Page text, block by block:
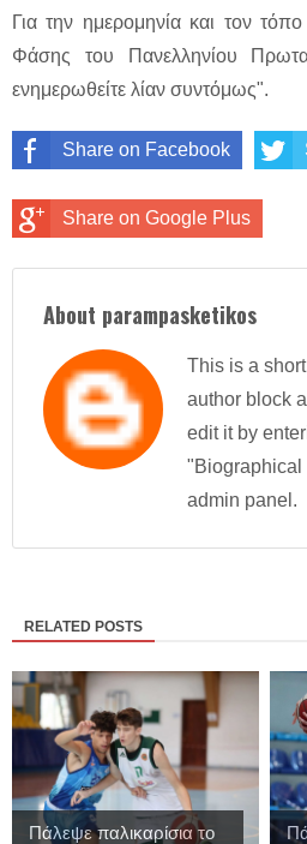
Για την ημερομηνία και τον
Φάσης του Πανελληνίου
ενημερωθείτε λίαν συντόμως".
Share on Facebook
Share on Google Plus
About parampasketikos
This is a
author block
edit it by
"Biographical
admin panel.
RELATED POSTS
Πάλεψε παλικαρίσια το